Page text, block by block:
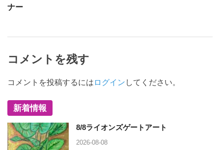
ナー
コメントを残す
コメントを投稿するには ログイン してください。
新着情報
8/8ライオンズゲートアート
2026-08-08